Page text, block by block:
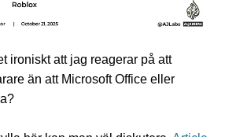
ironiskt att jag reagerar på att
än att Microsoft Office eller